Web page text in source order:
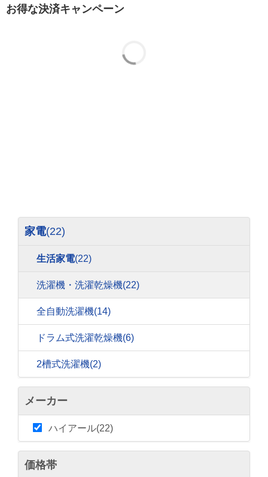
お得な決済キャンペーン
家電(22)
生活家電(22)
洗濯機・洗濯乾燥機(22)
全自動洗濯機(14)
ドラム式洗濯乾燥機(6)
2槽式洗濯機(2)
メーカー
ハイアール(22)
価格帯